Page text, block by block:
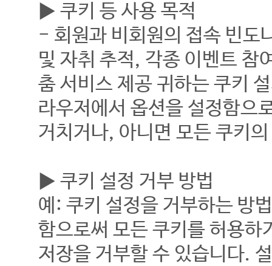
▶ 쿠키 등 사용 목적
- 회원과 비회원의 접속 빈도
및 자취 추적, 각종 이벤트 참
춤 서비스 제공 귀하는 쿠키
라우저에서 옵션을 설정함으
거치거나, 아니면 모든 쿠키
▶ 쿠키 설정 거부 방법
예: 쿠키 설정을 거부하는 방
함으로써 모든 쿠키를 허용하
저장을 거부할 수 있습니다.